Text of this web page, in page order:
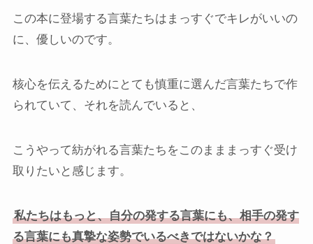
この本に登場する言葉たちはまっすぐでキレがいいの
に、優しいのです。
核心を伝えるためにとても慎重に選んだ言葉たちで作
られていて、それを読んでいると、
こうやって紡がれる言葉たちをこのまままっすぐ受け
取りたいと感じます。
私たちはもっと、自分の発する言葉にも、相手の発す
る言葉にも真摯な姿勢でいるべきではないかな？